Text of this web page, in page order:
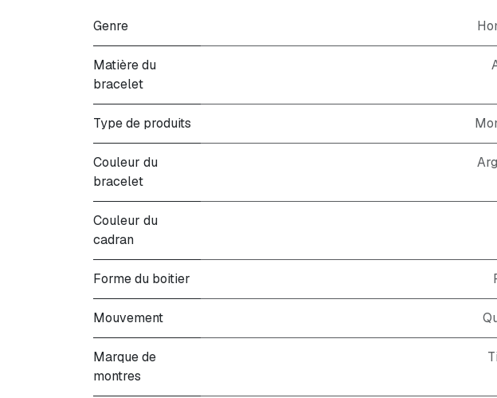
Genre
Matière du
bracelet
Type de produits
Couleur du
bracelet
Couleur du
cadran
Forme du boitier
Mouvement
Marque de
montres